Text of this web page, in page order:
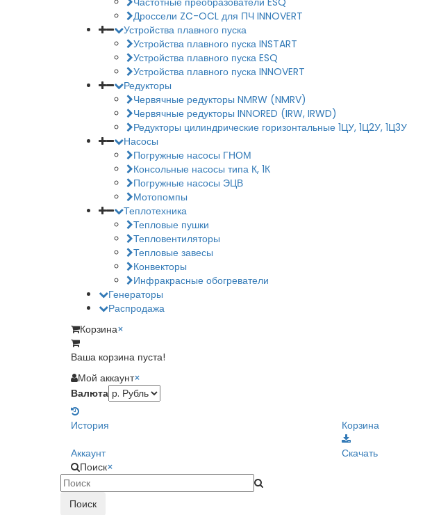
Дроссели ZC-OCL для ПЧ INNOVERT
Устройства плавного пуска
Устройства плавного пуска INSTART
Устройства плавного пуска ESQ
Устройства плавного пуска INNOVERT
Редукторы
Червячные редукторы NMRW (NMRV)
Червячные редукторы INNORED (IRW, IRWD)
Редукторы цилиндрические горизонтальные 1ЦУ, 1Ц2У, 1Ц3У
Насосы
Погружные насосы ГНОМ
Консольные насосы типа К, 1К
Погружные насосы ЭЦВ
Мотопомпы
Теплотехника
Тепловые пушки
Тепловентиляторы
Тепловые завесы
Конвекторы
Инфракрасные обогреватели
Генераторы
Распродажа
Корзина×
Ваша корзина пуста!
Мой аккаунт×
Валюта
История Корзина
Аккаунт
Скачать
Поиск×
Поиск